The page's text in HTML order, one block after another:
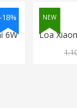
6W
-18% NEW